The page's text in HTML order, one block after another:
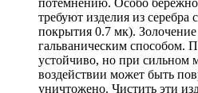
потемнению. Особо
требуют изделия из серебра
покрытия 0.7 мк). Золочение
гальваническим способом.
устойчиво, но при сильном
воздействии может быть
уничтожено. Чистить эти